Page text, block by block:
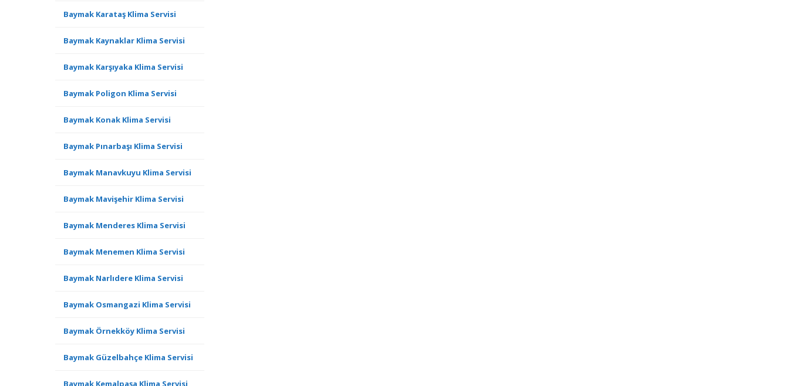
Baymak Karataş Klima Servisi
Baymak Kaynaklar Klima Servisi
Baymak Karşıyaka Klima Servisi
Baymak Poligon Klima Servisi
Baymak Konak Klima Servisi
Baymak Pınarbaşı Klima Servisi
Baymak Manavkuyu Klima Servisi
Baymak Mavişehir Klima Servisi
Baymak Menderes Klima Servisi
Baymak Menemen Klima Servisi
Baymak Narlıdere Klima Servisi
Baymak Osmangazi Klima Servisi
Baymak Örnekköy Klima Servisi
Baymak Güzelbahçe Klima Servisi
Baymak Kemalpaşa Klima Servisi